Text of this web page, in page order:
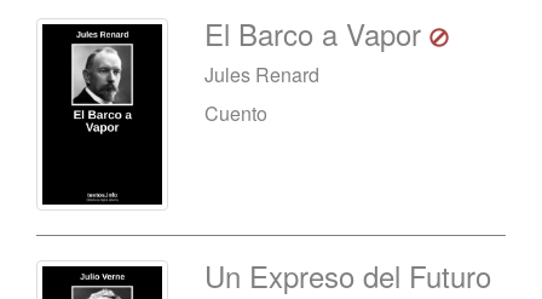
El Barco a Vapor
Jules Renard
Cuento
Un Expreso del Futuro